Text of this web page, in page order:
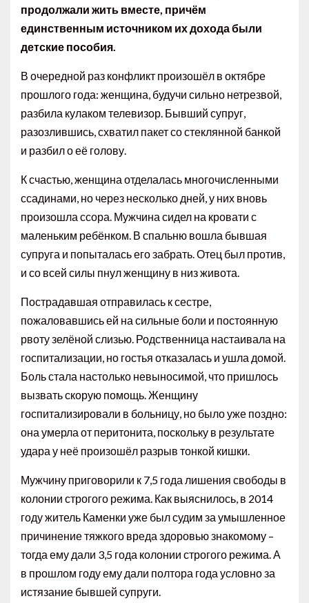
продолжали жить вместе, причём
единственным источником их дохода были
детские пособия.
В очередной раз конфликт произошёл в октябре
прошлого года: женщина, будучи сильно нетрезвой,
разбила кулаком телевизор. Бывший супруг,
разозлившись, схватил пакет со стеклянной банкой
и разбил о её голову.
К счастью, женщина отделалась многочисленными
ссадинами, но через несколько дней, у них вновь
произошла ссора. Мужчина сидел на кровати с
маленьким ребёнком. В спальню вошла бывшая
супруга и попыталась его забрать. Отец был против,
и со всей силы пнул женщину в низ живота.
Пострадавшая отправилась к сестре,
пожаловавшись ей на сильные боли и постоянную
рвоту зелёной слизью. Родственница настаивала на
госпитализации, но гостья отказалась и ушла домой.
Боль стала настолько невыносимой, что пришлось
вызвать скорую помощь. Женщину
госпитализировали в больницу, но было уже поздно:
она умерла от перитонита, поскольку в результате
удара у неё произошёл разрыв тонкой кишки.
Мужчину приговорили к 7,5 года лишения свободы в
колонии строгого режима. Как выяснилось, в 2014
году житель Каменки уже был судим за умышленное
причинение тяжкого вреда здоровью знакомому –
тогда ему дали 3,5 года колонии строгого режима. А
в прошлом году ему дали полтора года условно за
истязание бывшей супруги.